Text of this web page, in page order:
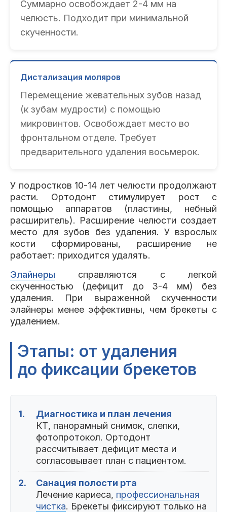
Суммарно освобождает 2-4 мм на
челюсть. Подходит при минимальной
скученности.
Дистализация моляров
Перемещение жевательных зубов назад
(к зубам мудрости) с помощью
микровинтов. Освобождает место во
фронтальном отделе. Требует
предварительного удаления восьмерок.
У подростков 10-14 лет челюсти продолжают
расти. Ортодонт стимулирует рост с
помощью аппаратов (пластины, небный
расширитель). Расширение челюсти создает
место для зубов без удаления. У взрослых
кости сформированы, расширение не
работает: приходится удалять.
Элайнеры справляются с легкой
скученностью (дефицит до 3-4 мм) без
удаления. При выраженной скученности
элайнеры менее эффективны, чем брекеты с
удалением.
Этапы: от удаления
до фиксации брекетов
1.
Диагностика и план лечения
КТ, панорамный снимок, слепки,
фотопротокол. Ортодонт
рассчитывает дефицит места и
согласовывает план с пациентом.
2.
Санация полости рта
Лечение кариеса, профессиональная
чистка. Брекеты фиксируют только на